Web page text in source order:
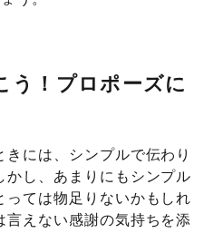
う！プロポーズに
には、シンプルで伝わり
かし、あまりにもシンプル
っては物足りないかもしれ
言えない感謝の気持ちを添